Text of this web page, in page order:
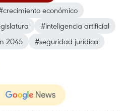
económico
#inteligencia artificial
2045 #seguridad jurídica